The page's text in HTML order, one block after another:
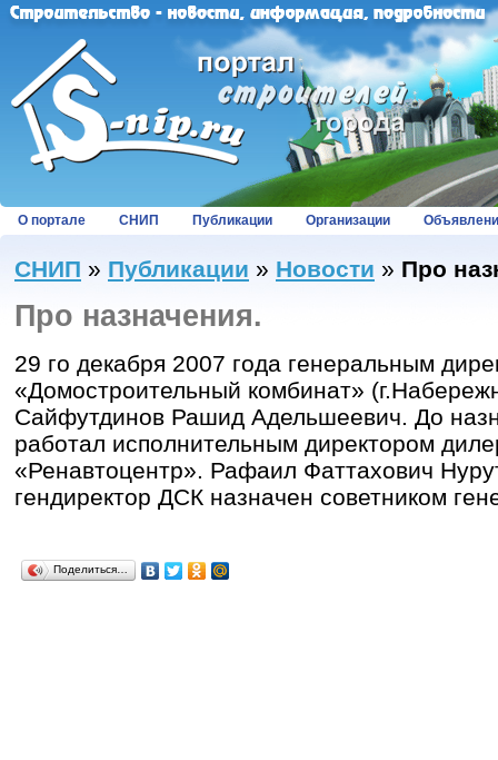
О портале СНИП Публикации Организации
СНИП » Публикации » Новости » Про
Про назначения.
29 го декабря 2007 года генеральным
«Домостроительный комбинат»
Сайфутдинов Рашид Адельшеевич. До
работал исполнительным директором
«Ренавтоцентр». Рафаил Фаттахович
гендиректор ДСК назначен советником
Поделиться…